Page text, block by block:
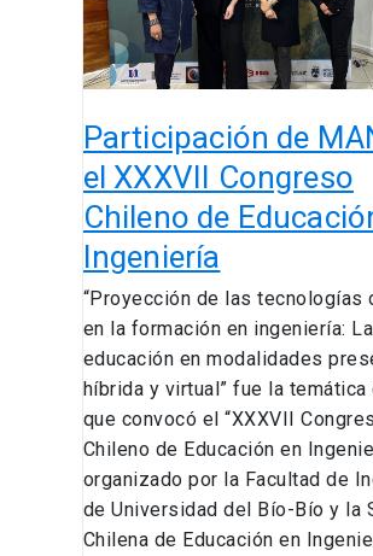
Participación de
el XXXVII Congreso
Chileno de
Ingeniería
“Proyección de las tecnologías
en la formación en ingeniería: La
educación en modalidades
híbrida y virtual” fue la temática
que convocó el “XXXVII
Chileno de Educación en
organizado por la Facultad de
de Universidad del Bío-Bío y la
Chilena de Educación en
Congreso
Chileno
de
en
Ingeniería